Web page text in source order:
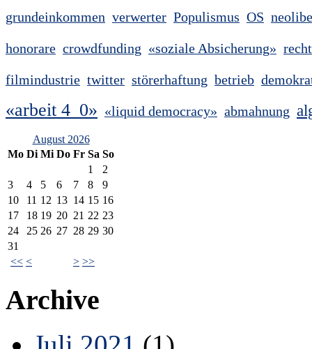
grundeinkommen verwerter Populismus OS
honorare crowdfunding «soziale Absicherung»
filmindustrie twitter störerhaftung betrieb
«arbeit 4_0» «liquid democracy» abmahnung
August 2026
Mo Di Mi Do Fr Sa So
1
2
3
4 5 6 7 8
9
10
11 12 13 14 15 16
17
18 19 20 21 22 23
24
25 26 27 28 29 30
31
<< < > >>
Archive